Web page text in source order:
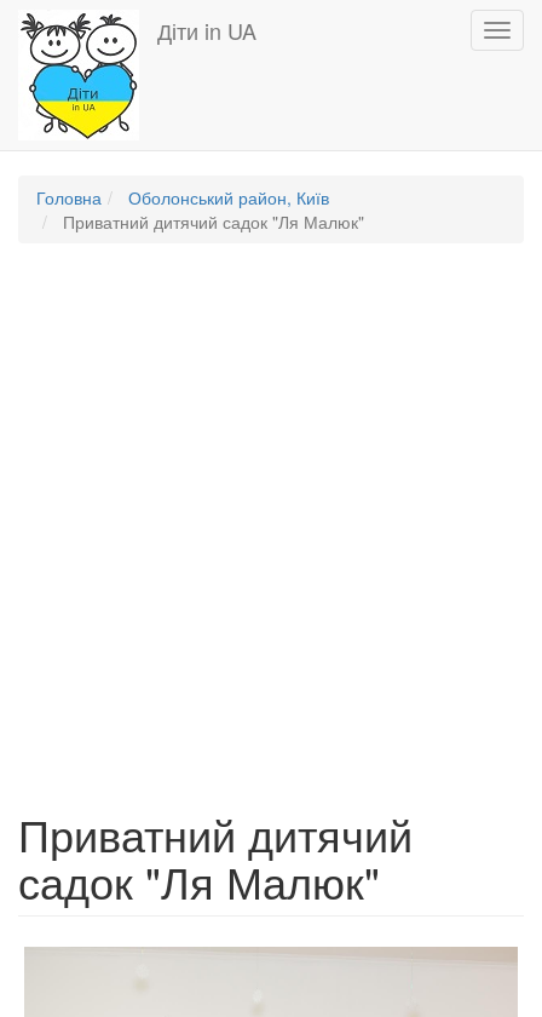
Перейти
основного
вмісту
Діти in UA
Головна
Оболонський район, Київ
Приватний дитячий садок "Ля Малюк"
Приватний дитячий
садок "Ля Малюк"